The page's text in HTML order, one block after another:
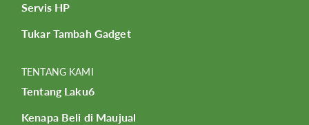
Servis HP
Tukar Tambah Gadget
TENTANG KAMI
Tentang Laku6
Kenapa Beli di Maujual